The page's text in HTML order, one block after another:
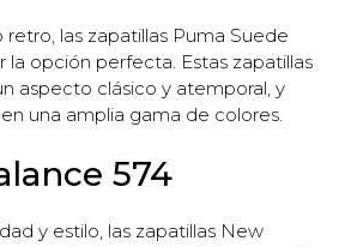
retro, las zapatillas Puma Suede
la opción perfecta. Estas zapatillas
aspecto clásico y atemporal, y
una amplia gama de colores.
574
y estilo, las zapatillas New